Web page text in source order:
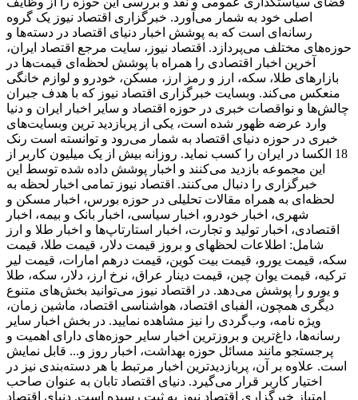
اصلی خود به شمار می‌آورد. خبرگزاری اقتصاد نیوز یک گروه
رسانه‌ای است که به پوشش اخبار دنیای اقتصاد در دسته‌ها و
حوزه‌های مختلف می‌پردازد. اقتصاد نیوز، سایت مرجع اقتصاد ایران،
آخرین اخبار اقتصادی را همراه با پوشش لحظه‌ای قیمت‌ها در
بازارهای طلا، سکه، ارز و رمز ارز، مسکن، خودرو و لوازم خانگی
منعکس می‌کند. وبسایت خبرگزاری اقتصاد نیوز که با هدف جبران
چالش‌ها و نواقصات خبری در حوزه اقتصاد و سایر اخبار ایران و دنیا
وارد عرضه ظهور شده است، یکی از پربازدید ترین وبسایت‌های
خبری در حوزه دنیای اقتصاد به شمار می‌رود و توانسته است رنک
18 الکسا در ایران را کسب نماید. روزانه بیش از یک میلیون کاربر از
این مجموعه بازدید می‌کنند و اخبار پوشش داده شده توسط این
خبرگزاری را دنبال می‌کنند. اقتصاد نیوز تمامی اخبار لحظه به
لحظه‌ای به همراه مقالات تحلیلی در حوزه بورس، اخبار مسکن و
شهری، اخبار خودرو، اخبار سیاسی، اخبار بانک و بیمه، اخبار
اقتصادی، اخبار تولید و تجارت، اخبار استارتاپ‌ها و اخبار طلا و ارز
شامل: اطلاعات لحظهای و بروز قیمت دلار، قیمت طلا، قیمت
سکه، قیمت یورو، قیمت بیت کوین، قیمت درهم امارات، قیمت لیر
ترکیه، قیمت یوان چین، قیمت دینار عراق، نرخ ارز، دلار، سکه، طلا
و یورو را پوشش می‌دهد. در اقتصاد نیوز می‌توانید بخش‌های متنوع
دیگری همچون، الفبای اقتصاد، هواشناسی اقتصاد، ماشین زمان،
ویژه نامه، وب‌گردی را نیز مشاهده نمایید. در بخش اخبار سایر
رسانه‌ها، داغ‌ترین و بروزترین اخبار سایر حوزه‌های دارای اهمیت و
پرجستجو مانند مسائل حوزه بهداشت، اخبار روز و... قابل نمایش
است. علاوه بر آن، پربازدیدترین اخبار مرتبط با هر دسته‌بندی نیز در
اختیار کاربر قرار می‌گیرد. دنیای اقتصاد تابان به عنوان صاحب
امتیاز خبرگزاری اقتصاد نیوز به ثبت رسیده است. دنیای اقتصاد